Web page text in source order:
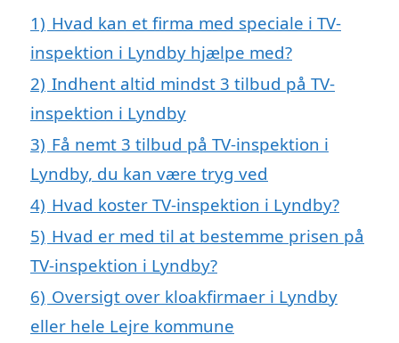
1) Hvad kan et firma med speciale i TV-
inspektion i Lyndby hjælpe med?
2) Indhent altid mindst 3 tilbud på TV-
inspektion i Lyndby
3) Få nemt 3 tilbud på TV-inspektion i
Lyndby, du kan være tryg ved
4) Hvad koster TV-inspektion i Lyndby?
5) Hvad er med til at bestemme prisen på
TV-inspektion i Lyndby?
6) Oversigt over kloakfirmaer i Lyndby
eller hele Lejre kommune